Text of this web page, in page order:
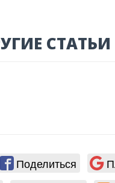
СТАТЬИ
Источник
Поделиться